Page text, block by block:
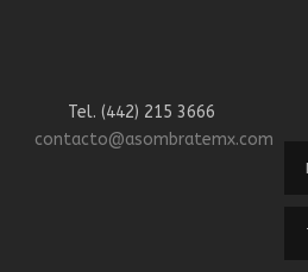
Tel. (442) 215 3666
contacto@asombratemx.com